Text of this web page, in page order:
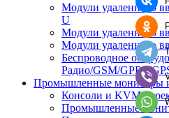
Модули удаленного
U
Модули удаленного
Модули удаленного
Беспроводное
Радио/GSM/GPRS/
Промышленные мониторы
Консоли и KVM
Промышленные